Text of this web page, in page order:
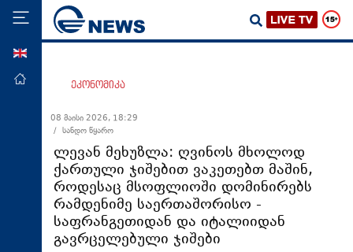
მთავარი
ეკონომიკა
მსოფლიო
ჯანდაცვა
საზოგადოება
სამართალი
ეკონომიკა
08 მაისი 2026, 18:29
/ სანდო წყარო
ლევან მეხუზლა: ღვინოს მხოლოდ
ქართული ჯიშებით ვაკეთებთ მაშინ,
როდესაც მსოფლიოში დომინირებს
რამდენიმე საერთაშორისო -
საფრანგეთიდან და იტალიიდან
გავრცელებული ჯიშები